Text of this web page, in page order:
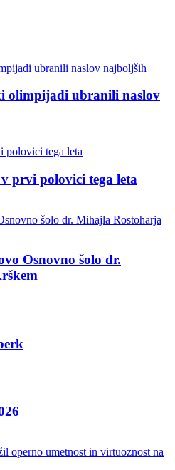
olimpijadi ubranili naslov
prvi polovici tega leta
Osnovno šolo dr.